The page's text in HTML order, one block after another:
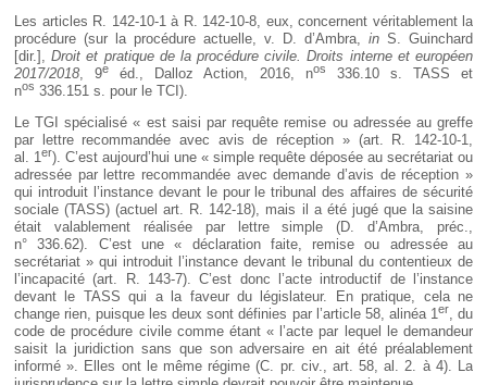
Les articles R. 142-10-1 à R. 142-10-8, eux, concernent véritablement la
procédure (sur la procédure actuelle, v. D. d’Ambra, in S. Guinchard
[dir.],Droit et pratique de la procédure civile. Droits interne et européen
2017/2018, 9e éd., Dalloz Action, 2016, nos
336.10 s. TASS et
nos 336.151 s. pour le TCI).
Le TGI spécialisé « est saisi par requête remise ou adressée au greffe
par lettre recommandée avec avis de réception » (art. R. 142-10-1,
al. 1er). C’est aujourd’hui une « simple requête déposée au secrétariat ou
adressée par lettre recommandée avec demande d’avis de réception »
qui introduit l’instance devant le pour le tribunal des affaires de sécurité
sociale (TASS) (actuel art. R. 142-18), mais il a été jugé que la saisine
était valablement réalisée par lettre simple (D. d’Ambra, préc.,
n° 336.62). C’est une « déclaration faite, remise ou adressée au
secrétariat » qui introduit l’instance devant le tribunal du contentieux de
l’incapacité (art. R. 143-7). C’est donc l’acte introductif de l’instance
devant le TASS qui a la faveur du législateur. En pratique, cela ne
change rien, puisque les deux sont définies par l’article 58, alinéa 1er, du
code de procédure civile comme étant « l’acte par lequel le demandeur
saisit la juridiction sans que son adversaire en ait été préalablement
informé ». Elles ont le même régime (C. pr. civ., art. 58, al. 2. à 4). La